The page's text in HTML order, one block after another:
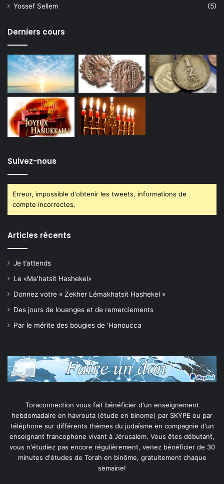
Yossef Sellem
(5)
Derniers cours
Suivez-nous
Erreur, impossible d'obtenir les tweets, informations de
compte incorrectes.
Articles récents
Je t’attends
Le «Ma’hatsit Hashekel»
Donnez votre « Zekher Lémakhatsit Hashekel »
Des jours de louanges et de remerciements
Par le mérite des bougies de ‘Hanoucca
Toraconnection vous fait bénéficier d'un enseignement
hebdomadaire en havrouta (étude en binome) par SKYPE ou par
téléphone sur différents thèmes du judaïsme en compagnie d'un
enseignant francophone vivant à Jérusalem. Vous êtes débutant,
vous n'étudiez pas encore régulièrement, venez bénéficier de 30
minutes d'études de Torah en binôme, gratuitement chaque
semaine!